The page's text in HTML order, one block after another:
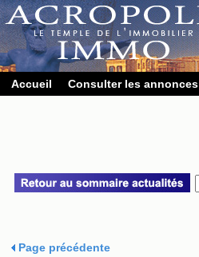
Accueil Consulter les annonces
Page précédente